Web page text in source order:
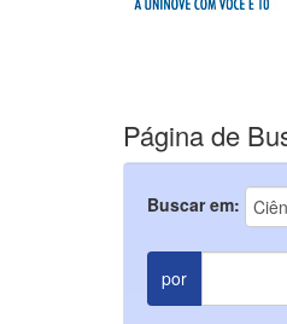
Página de
Buscar em:
por